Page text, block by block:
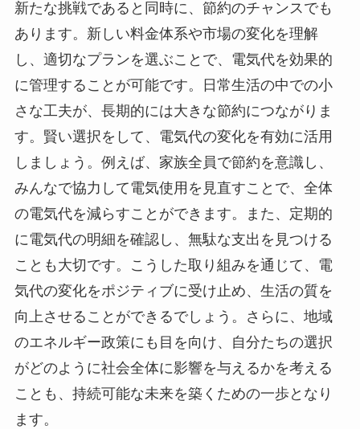
新たな挑戦であると同時に、節約のチャンスでも
あります。新しい料金体系や市場の変化を理解
し、適切なプランを選ぶことで、電気代を効果的
に管理することが可能です。日常生活の中での小
さな工夫が、長期的には大きな節約につながりま
す。賢い選択をして、電気代の変化を有効に活用
しましょう。例えば、家族全員で節約を意識し、
みんなで協力して電気使用を見直すことで、全体
の電気代を減らすことができます。また、定期的
に電気代の明細を確認し、無駄な支出を見つける
ことも大切です。こうした取り組みを通じて、電
気代の変化をポジティブに受け止め、生活の質を
向上させることができるでしょう。さらに、地域
のエネルギー政策にも目を向け、自分たちの選択
がどのように社会全体に影響を与えるかを考える
ことも、持続可能な未来を築くための一歩となり
ます。